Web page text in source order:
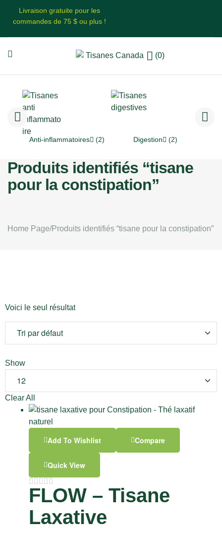
Livraison gratuite pour les
commandes de 75 $ ou plus !
(0)
Anti-inflammatoires (2) Digestion (2)
Produits identifiés “tisane
pour la constipation”
Home Page/Produits identifiés “tisane pour la constipation”
Voici le seul résultat
Show
Clear All
Add To Wishlist Compare
Quick View
FLOW – Tisane
Laxative